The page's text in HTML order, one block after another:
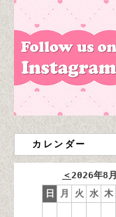
カレンダー
＜2026年8月
日
月 火 水 木